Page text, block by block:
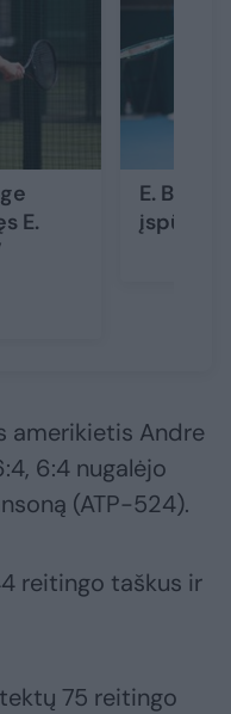
E.
E.
amerikietis Andre
6:4 nugalėjo
(ATP-524).
reitingo taškus ir
75 reitingo